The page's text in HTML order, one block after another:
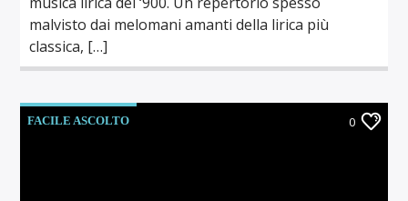
malvisto dai melomani amanti della lirica più
classica, […]
FACILE ASCOLTO 0